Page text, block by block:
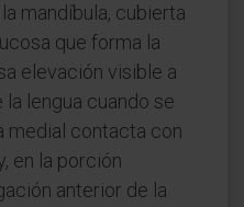
mandíbula, cubierta
que forma la
elevación visible a
lengua cuando se
medial contacta con
en la porción
anterior de la